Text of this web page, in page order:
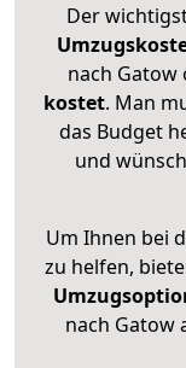
Der
nach Gatow
kostet. Man
das Budget
und
Um Ihnen bei
zu helfen,
nach Gatow